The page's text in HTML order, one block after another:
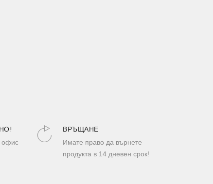
офис
ВРЪЩАНЕ
Имате право да върнете
продукта в 14 дневен срок!